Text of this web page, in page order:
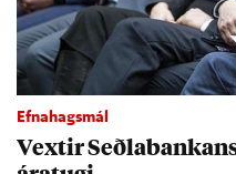
Efnahagsmál
Vext­ir